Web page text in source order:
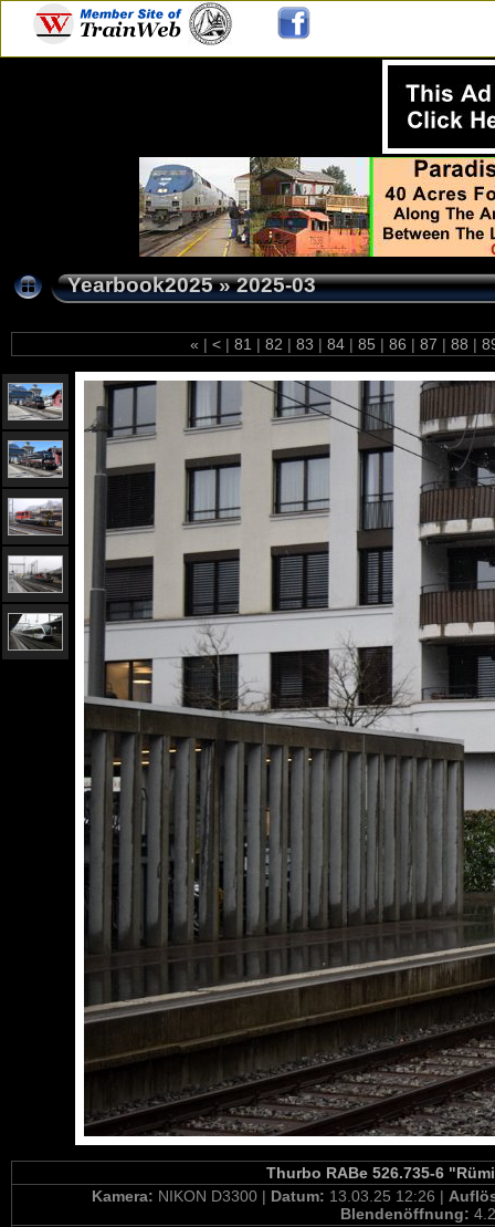
Yearbook2025»2025-03
« | < | 81 | 82 | 83 | 84 | 85 | 86 | 87 | 88 |
Thurbo RABe 526.735-6
Kamera: NIKON D3300 | Datum: 13.03.25 12:26 |
Blendenöffnung: